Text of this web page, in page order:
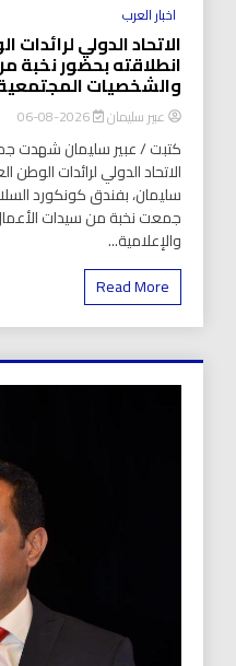
اخبار العرب
الاتحاد الدولي
انطلاقته بحضور نخبة
والشخصيات
عبير سليمان 2026-08-06
كتبت / عبير سليمان شهدت
الاتحاد الدولي لرائدات
سليمان، بفندق كونكورد
جمعت نخبة من سيدات
والإعلامية...
Read More